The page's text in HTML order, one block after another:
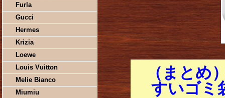
Furla
Gucci
Hermes
Krizia
Loewe
Louis Vuitton
Melie Bianco
Miumiu
（まとめ
すいゴミ